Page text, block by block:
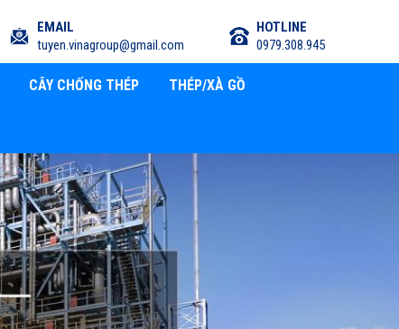
EMAIL
tuyen.vinagroup@gmail.com
HOTLINE
0979.308.945
CÂY CHỐNG THÉP THÉP/XÀ GỒ